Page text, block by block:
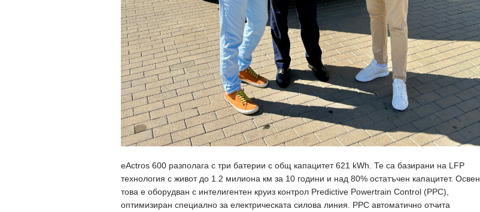
eActros 600 разполага с три батерии с общ капацитет 621 kWh. Те са базирани на LFP
технология с живот до 1.2 милиона км за 10 години и над 80% остатъчен капацитет. Освен
това е оборудван с интелигентен круиз контрол Predictive Powertrain Control (PPC),
оптимизиран специално за електрическата силова линия. PPC автоматично отчита